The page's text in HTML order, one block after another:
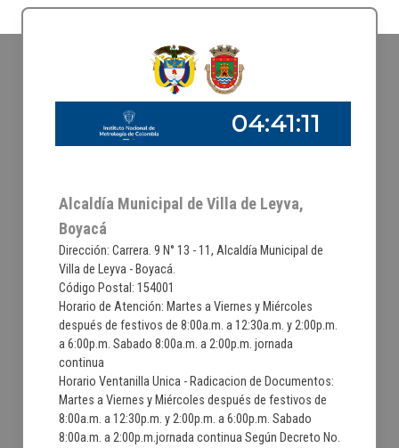
Alcaldía Municipal de Villa de Leyva,
Boyacá
Dirección: Carrera. 9 N° 13 - 11, Alcaldía Municipal de
Villa de Leyva - Boyacá.
Código Postal: 154001
Horario de Atención: Martes a Viernes y Miércoles
después de festivos de 8:00a.m. a 12:30a.m. y 2:00p.m.
a 6:00p.m. Sabado 8:00a.m. a 2:00p.m. jornada
continua
Horario Ventanilla Unica - Radicacion de Documentos:
Martes a Viernes y Miércoles después de festivos de
8:00a.m. a 12:30p.m. y 2:00p.m. a 6:00p.m. Sabado
8:00a.m. a 2:00p.m.jornada continua Según Decreto No.